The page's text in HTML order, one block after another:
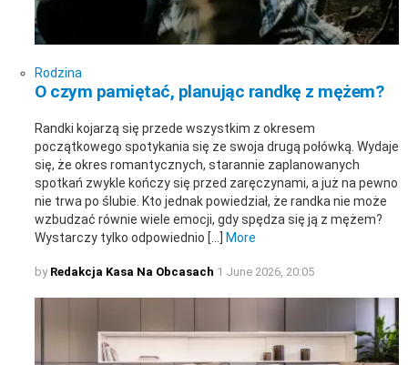
Rodzina
O czym pamiętać, planując randkę z mężem?
Randki kojarzą się przede wszystkim z okresem
początkowego spotykania się ze swoja drugą połówką. Wydaje
się, że okres romantycznych, starannie zaplanowanych
spotkań zwykle kończy się przed zaręczynami, a już na pewno
nie trwa po ślubie. Kto jednak powiedział, że randka nie może
wzbudzać równie wiele emocji, gdy spędza się ją z mężem?
Wystarczy tylko odpowiednio […]
More
by Redakcja Kasa Na Obcasach 1 June 2026, 20:05